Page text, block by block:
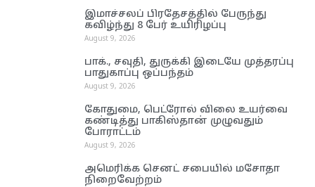
இமாச்சலப் பிரதேசத்தில் பேருந்து
கவிழ்ந்து 8 பேர் உயிரிழப்பு
August 9, 2026
பாக்., சவுதி, துருக்கி இடையே முத்தரப்பு
பாதுகாப்பு ஒப்பந்தம்
August 9, 2026
கோதுமை, பெட்ரோல் விலை உயர்வை
கண்டித்து பாகிஸ்தான் முழுவதும்
போராட்டம்
August 9, 2026
அமெரிக்க செனட் சபையில் மசோதா
நிறைவேற்றம்